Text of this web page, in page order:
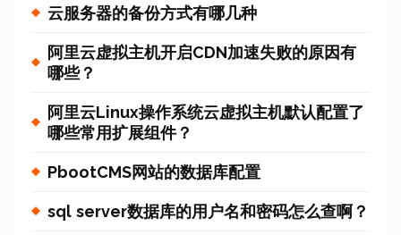
云服务器的备份方式有哪几种
阿里云虚拟主机开启CDN加速失败的原因有
哪些？
阿里云Linux操作系统云虚拟主机默认配置了
哪些常用扩展组件？
PbootCMS网站的数据库配置
sql server数据库的用户名和密码怎么查啊？